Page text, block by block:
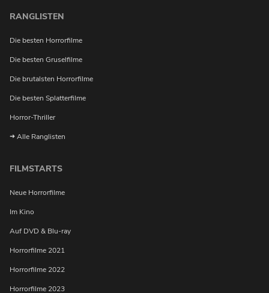
RANGLISTEN
Die besten Horrorfilme
Die besten Gruselfilme
Die brutalsten Horrorfilme
Die besten Splatterfilme
Horror-Thriller
Alle Ranglisten
FILMSTARTS
Neue Horrorfilme
Im Kino
Auf DVD & Blu-ray
Horrorfilme 2021
Horrorfilme 2022
Horrorfilme 2023
Möchtest du bei Neuigkeiten über Horrorfilme von uns